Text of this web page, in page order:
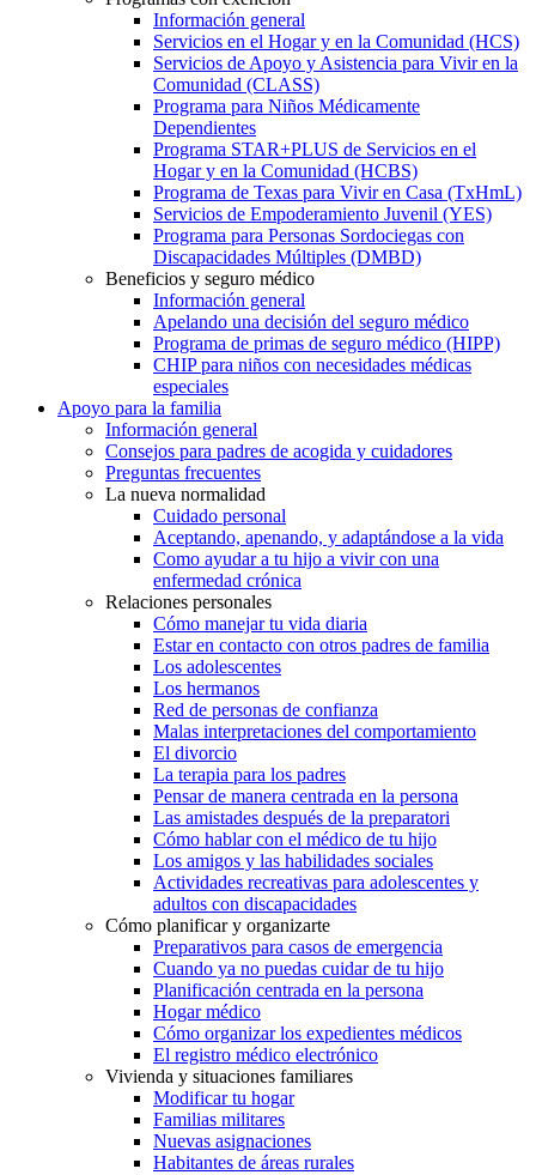
Información general
Servicios en el Hogar y en la Comunidad (HCS)
Servicios de Apoyo y Asistencia para Vivir en la
Comunidad (CLASS)
Programa para Niños Médicamente
Dependientes
Programa STAR+PLUS de Servicios en el
Hogar y en la Comunidad (HCBS)
Programa de Texas para Vivir en Casa (TxHmL)
Servicios de Empoderamiento Juvenil (YES)
Programa para Personas Sordociegas con
Discapacidades Múltiples (DMBD)
Beneficios y seguro médico
Información general
Apelando una decisión del seguro médico
Programa de primas de seguro médico (HIPP)
CHIP para niños con necesidades médicas
especiales
Apoyo para la familia
Información general
Consejos para padres de acogida y cuidadores
Preguntas frecuentes
La nueva normalidad
Cuidado personal
Aceptando, apenando, y adaptándose a la vida
Como ayudar a tu hijo a vivir con una
enfermedad crónica
Relaciones personales
Cómo manejar tu vida diaria
Estar en contacto con otros padres de familia
Los adolescentes
Los hermanos
Red de personas de confianza
Malas interpretaciones del comportamiento
El divorcio
La terapia para los padres
Pensar de manera centrada en la persona
Las amistades después de la preparatori
Cómo hablar con el médico de tu hijo
Los amigos y las habilidades sociales
Actividades recreativas para adolescentes y
adultos con discapacidades
Cómo planificar y organizarte
Preparativos para casos de emergencia
Cuando ya no puedas cuidar de tu hijo
Planificación centrada en la persona
Hogar médico
Cómo organizar los expedientes médicos
El registro médico electrónico
Vivienda y situaciones familiares
Modificar tu hogar
Familias militares
Nuevas asignaciones
Habitantes de áreas rurales